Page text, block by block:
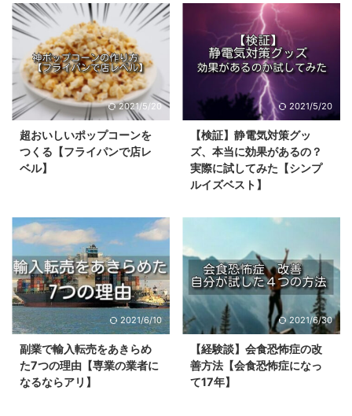
2021/5/20
超おいしいポップコーンを
つくる【フライパンで店レ
ベル】
2021/5/20
【検証】静電気対策グッ
ズ、本当に効果があるの？
実際に試してみた【シンプ
ルイズベスト】
2021/6/10
副業で輸入転売をあきらめ
た7つの理由【専業の業者に
なるならアリ】
2021/6/30
【経験談】会食恐怖症の改
善方法【会食恐怖症になっ
て17年】